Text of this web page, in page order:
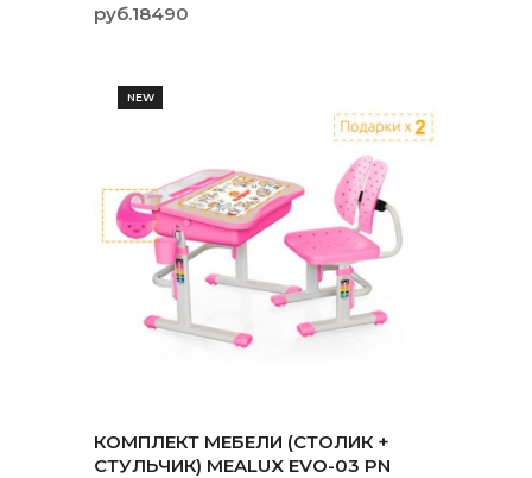
руб.18490
NEW
КОМПЛЕКТ МЕБЕЛИ (СТОЛИК +
СТУЛЬЧИК) MEALUX EVO-03 PN